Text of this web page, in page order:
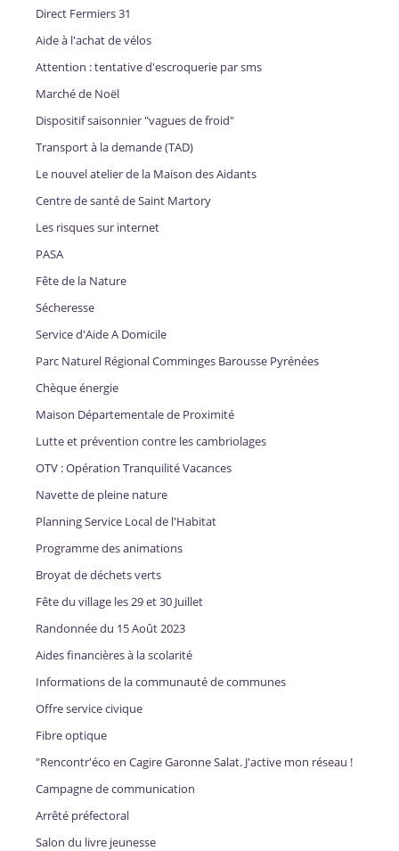
Direct Fermiers 31
Aide à l'achat de vélos
Attention : tentative d'escroquerie par sms
Marché de Noël
Dispositif saisonnier "vagues de froid"
Transport à la demande (TAD)
Le nouvel atelier de la Maison des Aidants
Centre de santé de Saint Martory
Les risques sur internet
PASA
Fête de la Nature
Sécheresse
Service d'Aide A Domicile
Parc Naturel Régional Comminges Barousse Pyrénées
Chèque énergie
Maison Départementale de Proximité
Lutte et prévention contre les cambriolages
OTV : Opération Tranquilité Vacances
Navette de pleine nature
Planning Service Local de l'Habitat
Programme des animations
Broyat de déchets verts
Fête du village les 29 et 30 Juillet
Randonnée du 15 Août 2023
Aides financières à la scolarité
Informations de la communauté de communes
Offre service civique
Fibre optique
"Rencontr'éco en Cagire Garonne Salat. J'active mon réseau !
Campagne de communication
Arrêté préfectoral
Salon du livre jeunesse